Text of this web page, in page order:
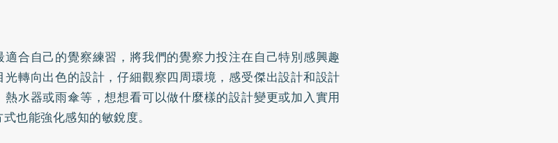
合自己的覺察練習，將我們的覺察力投注在自己特別感興趣
光轉向出色的設計，仔細觀察四周環境，感受傑出設計和設計
水器或雨傘等，想想看可以做什麼樣的設計變更或加入實用
也能強化感知的敏銳度。